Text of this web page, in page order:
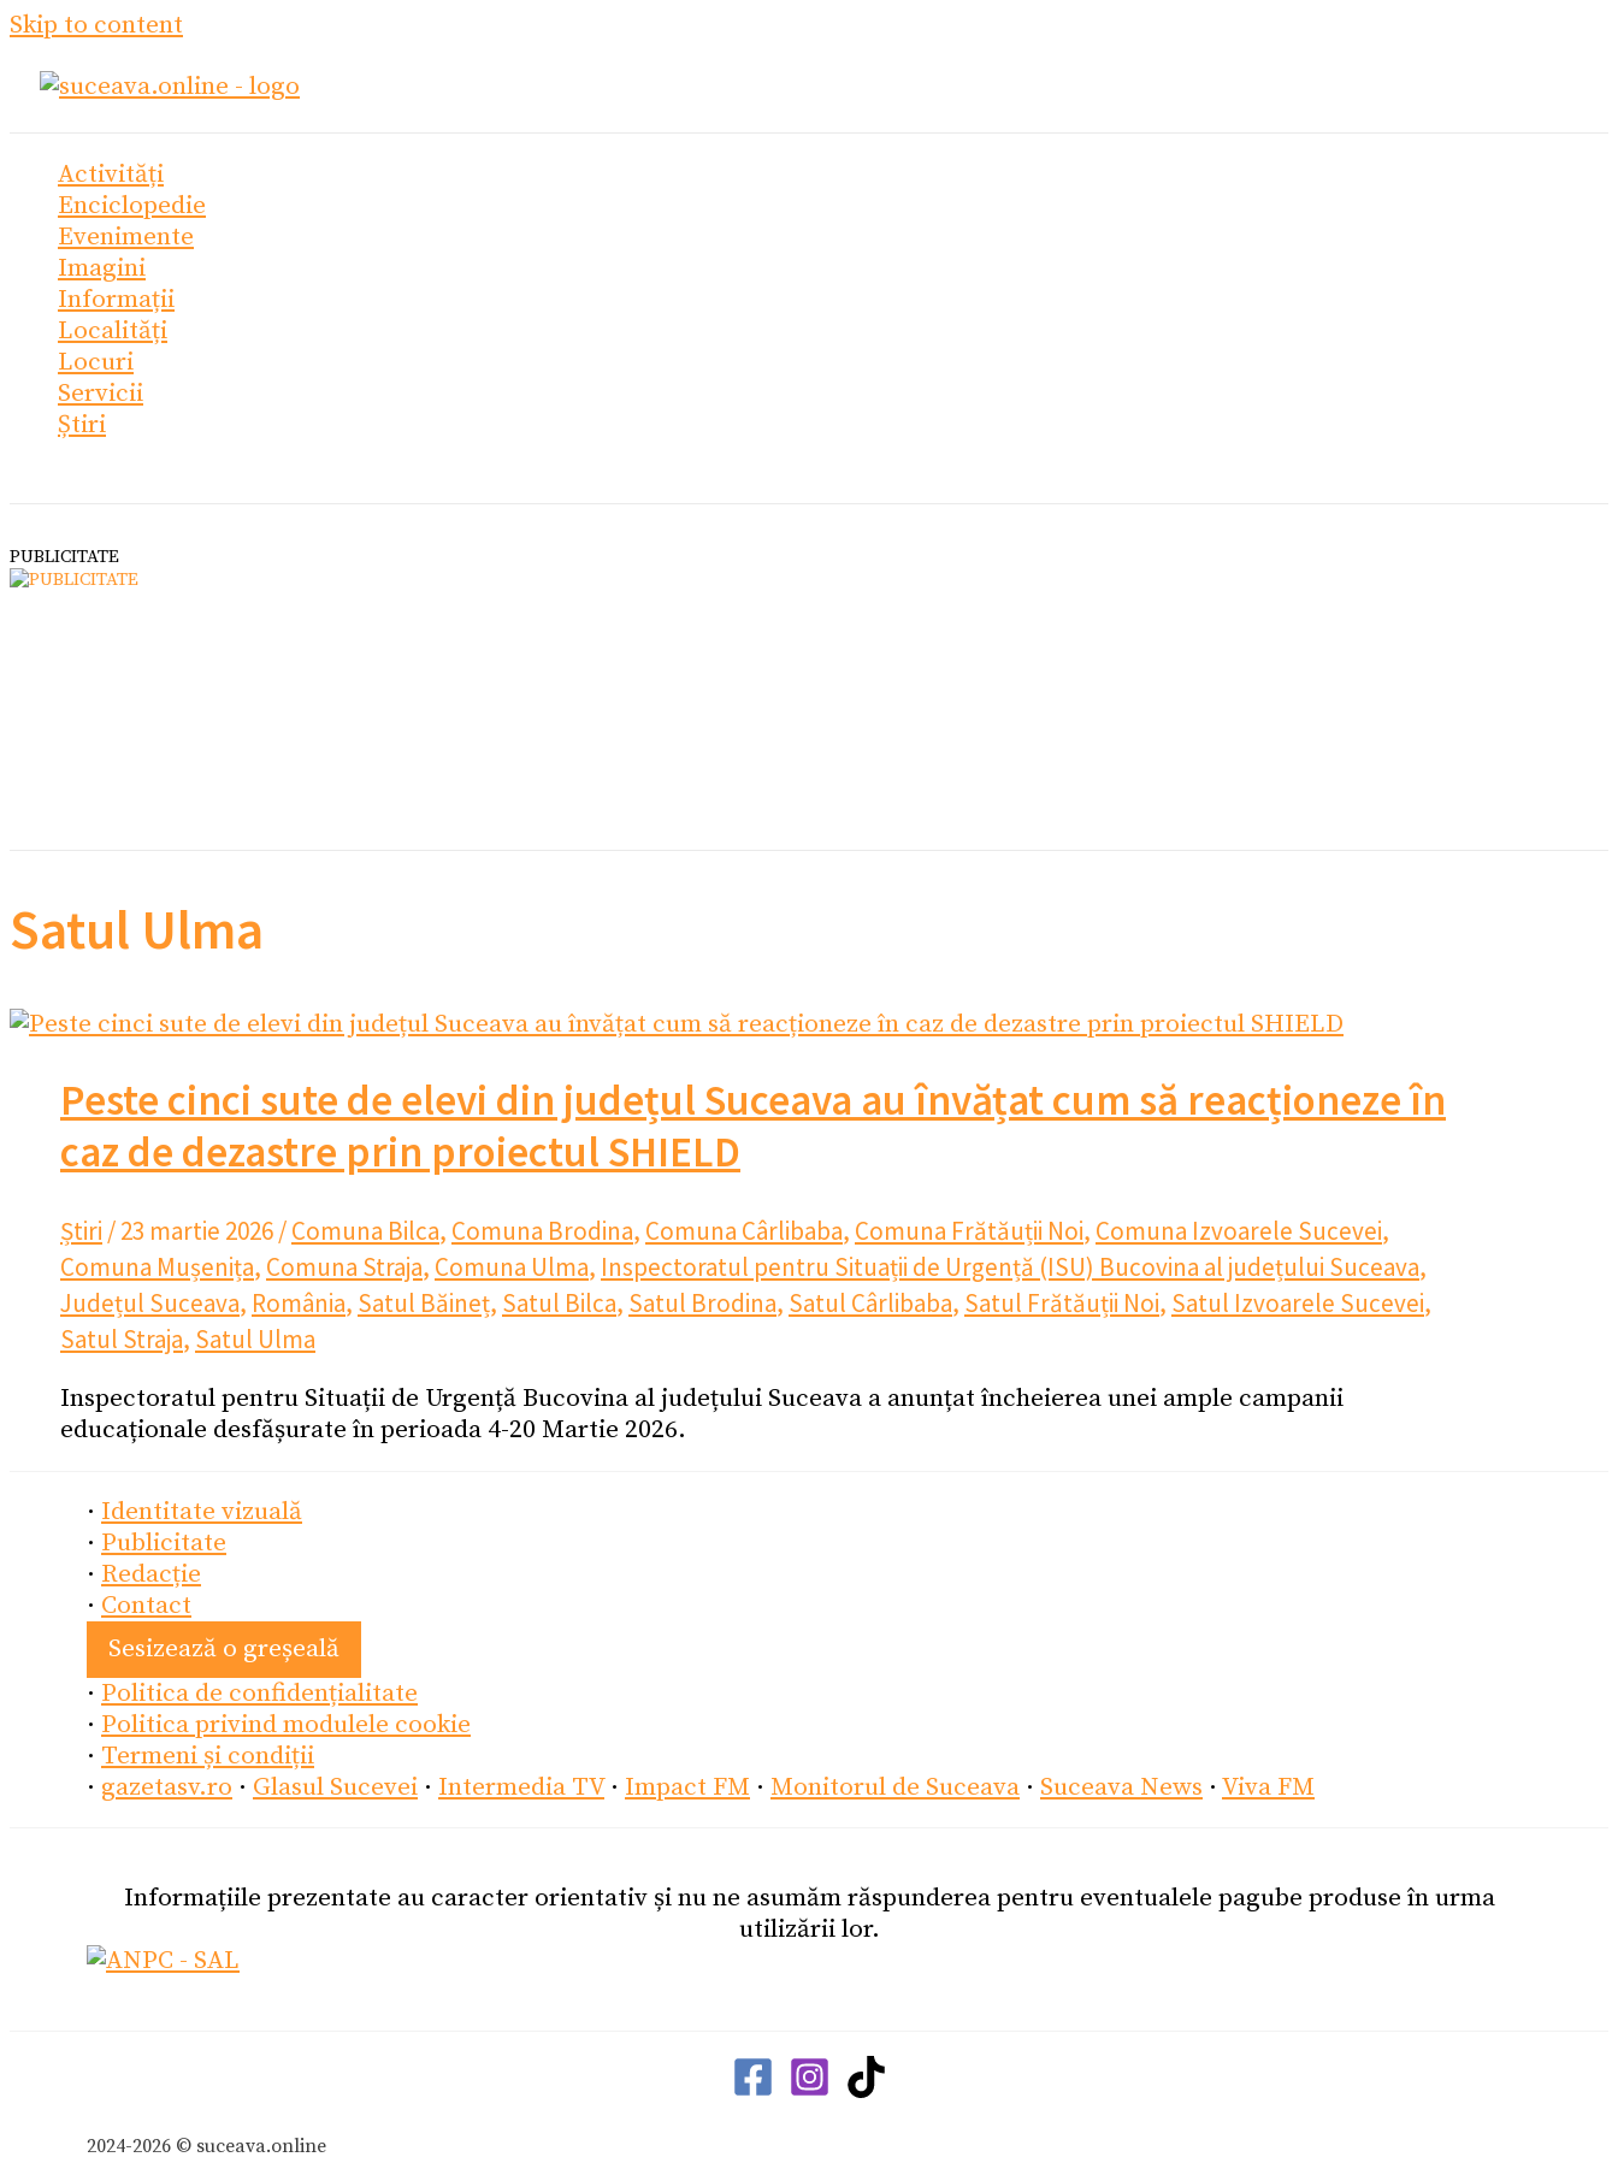
Skip to content
Activități
Enciclopedie
Evenimente
Imagini
Informații
Localități
Locuri
Servicii
Știri
PUBLICITATE
Satul Ulma
Peste cinci sute de elevi din județul Suceava au învățat cum să reacționeze în
caz de dezastre prin proiectul SHIELD
Știri /23 martie 2026/Comuna Bilca, Comuna Brodina, Comuna Cârlibaba, Comuna Frătăuții Noi, Comuna Izvoarele Sucevei,
Comuna Mușenița, Comuna Straja, Comuna Ulma, Inspectoratul pentru Situații de Urgență (ISU) Bucovina al județului Suceava,
Județul Suceava, România, Satul Băineț, Satul Bilca, Satul Brodina, Satul Cârlibaba, Satul Frătăuții Noi, Satul Izvoarele Sucevei,
Satul Straja, Satul Ulma
Inspectoratul pentru Situații de Urgență Bucovina al județului Suceava a anunțat încheierea unei ample campanii
educaționale desfășurate în perioada 4-20 Martie 2026.
· Identitate vizuală
· Publicitate
· Redacție
· Contact
Sesizează o greșeală
· Politica de confidențialitate
· Politica privind modulele cookie
· Termeni și condiții
· gazetasv.ro · Glasul Sucevei · Intermedia TV· Impact FM · Monitorul de Suceava · Suceava News · Viva FM
Informațiile prezentate au caracter orientativ și nu ne asumăm răspunderea pentru eventualele pagube produse în urma
utilizării lor.
2024-2026 © suceava.online